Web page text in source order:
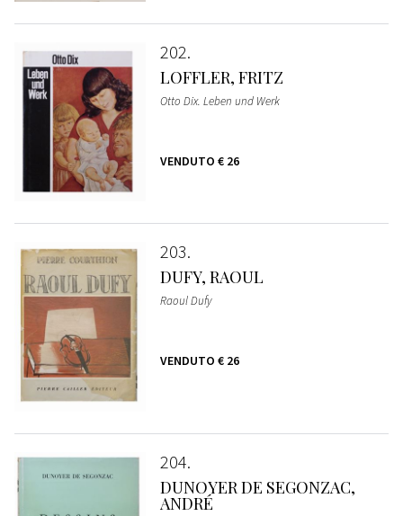
202
LOFFLER, FRITZ
Otto Dix. Leben und Werk
VENDUTO € 26
203
DUFY, RAOUL
Raoul Dufy
VENDUTO € 26
204
DUNOYER DE SEGONZAC,
ANDRÉ